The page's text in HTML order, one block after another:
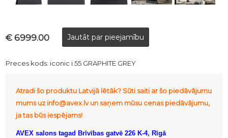
€ 6999.00
Preces kods: iconic i.55 GRAPHITE GREY
Atradi šo produktu Latvijā lētāk? Sūti saiti ar šo piedāvājumu
mums uz info@avex.lv un saņem mūsu cenas piedāvājumu,
ja tas būs iespējams!
AVEX salons tagad Brīvības gatvē 226 K-4, Rīgā